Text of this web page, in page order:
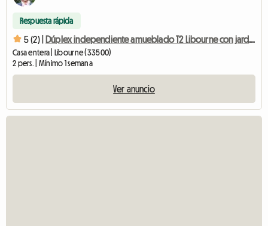
Respuesta rápida
5 (2) | Dúplex independiente amueblado T2 Libourne con jardín y aparcamiento
Casa entera | Libourne (33500)
2 pers. | Mínimo 1 semana
Ver anuncio